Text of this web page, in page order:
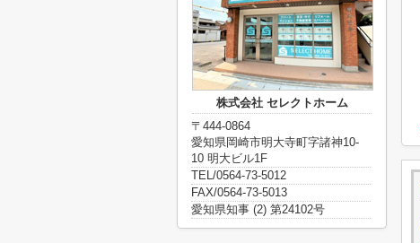
株式会社 セレクトホーム
〒444-0864
愛知県岡崎市明大寺町字諸神10-
10 明大ビル1F
TEL/0564-73-5012
FAX/0564-73-5013
愛知県知事 (2) 第24102号